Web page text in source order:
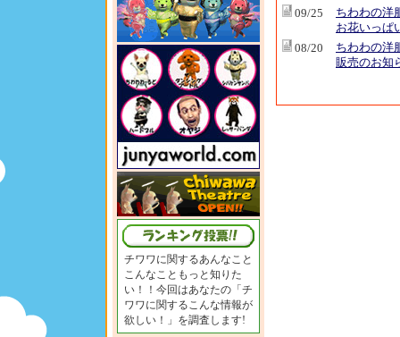
チワワに関するあんなこと
こんなこともっと知りた
い！！今回はあなたの「チ
ワワに関するこんな情報が
欲しい！」を調査します!
09/25
ちわわの
お花いっぱ
08/20
ちわわの洋
販売のお知